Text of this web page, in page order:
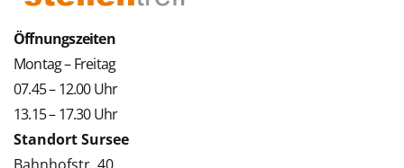
Öffnungszeiten
Montag – Freitag
07.45 – 12.00 Uhr
13.15 – 17.30 Uhr
Standort Sursee